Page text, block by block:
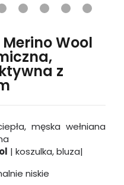
Wool
z
męska wełniana
| koszulka, bluza|
niskie